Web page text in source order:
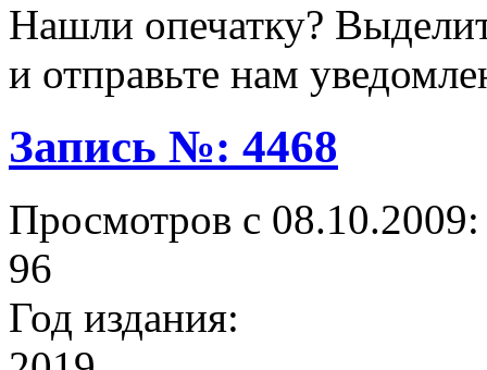
Нашли опечатку?
и отправьте нам
Запись №: 4468
Просмотров с 08.10.2009:
96
Год издания: